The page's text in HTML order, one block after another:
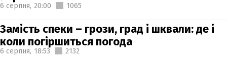
6 серпня, 20:00 1065
Замість спеки – грози, град і шквали: де і
коли погіршиться погода
6 серпня, 18:53 2132